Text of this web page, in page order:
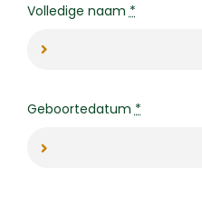
Volledige naam *
Geboortedatum *